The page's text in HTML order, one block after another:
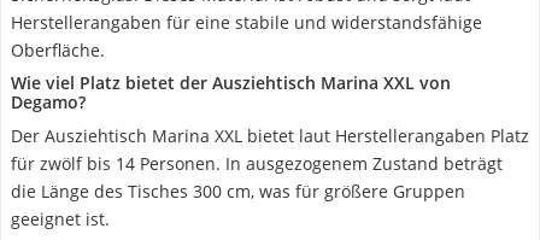
Herstellerangaben für eine stabile und widerstandsfähige
Oberfläche.
Wie viel Platz bietet der Ausziehtisch Marina XXL von
Degamo?
Der Ausziehtisch Marina XXL bietet laut Herstellerangaben Platz
für zwölf bis 14 Personen. In ausgezogenem Zustand beträgt
die Länge des Tisches 300 cm, was für größere Gruppen
geeignet ist.